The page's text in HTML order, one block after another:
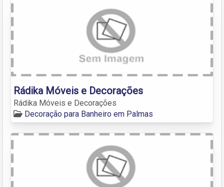
Rádika Móveis e Decorações
Rádika Móveis e Decorações
Decoração para Banheiro em Palmas